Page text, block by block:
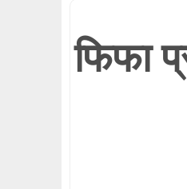
फिफा